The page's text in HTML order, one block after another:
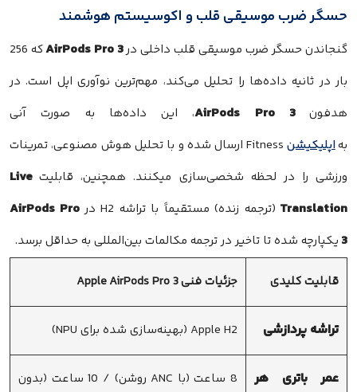
حسگر ضرب موسیقی قلب و اکوسیستم هوشمند
گنجاندن حسگر ضرب موسیقی قلب داخلی درAirPods Pro 3
که 256
بار در ثانیه داده‌ها را تحلیل می‌کند، مهم‌ترین نوآوری اپل است. در
هدفون
AirPods Pro 3، این داده‌ها به صورت آنی
بهاپلیکیشن
Fitness ارسال شده و با تحلیل هوش مصنوعی، تمرینات
ورزشی را در لحظه شخصی‌سازی میکنند. همچنین، قابلیتLive
Translation(ترجمه زنده) مستقیماً با تراشه H2 در
AirPods Pro
یکپارچه شده تا تاخیر در ترجمه مکالمات بین‌المللی به حداقل برسد.
قابلیت کلیدی جزئیات فنی Apple AirPods Pro 3
تراشه پردازشی Apple H2 (بهینه‌سازی شده برای NPU)
عمر باتری هر
8 ساعت (با ANC روشن) / 10 ساعت (بدون